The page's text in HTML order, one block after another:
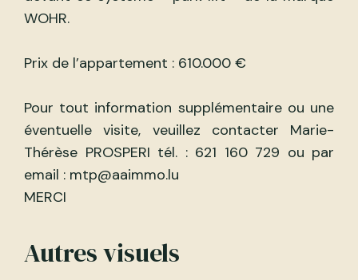
WOHR.
Prix de l’appartement : 610.000 €
Pour tout information supplémentaire ou une
éventuelle visite, veuillez contacter Marie-
Thérèse PROSPERI tél. : 621 160 729 ou par
email : mtp@aaimmo.lu
MERCI
Autres visuels